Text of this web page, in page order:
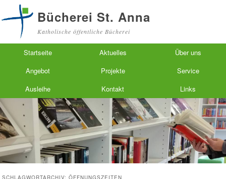
Bücherei St. Anna
Katholische öffentliche Bücherei
Hauptmenü
Zum primären Inhalt springen
Zum sekundären Inhalt springen
Startseite Aktuelles
Über uns
Angebot
Projekte
Service
Ausleihe
Kontakt Links
SCHLAGWORTARCHIV:ÖFFNUNGSZEITEN